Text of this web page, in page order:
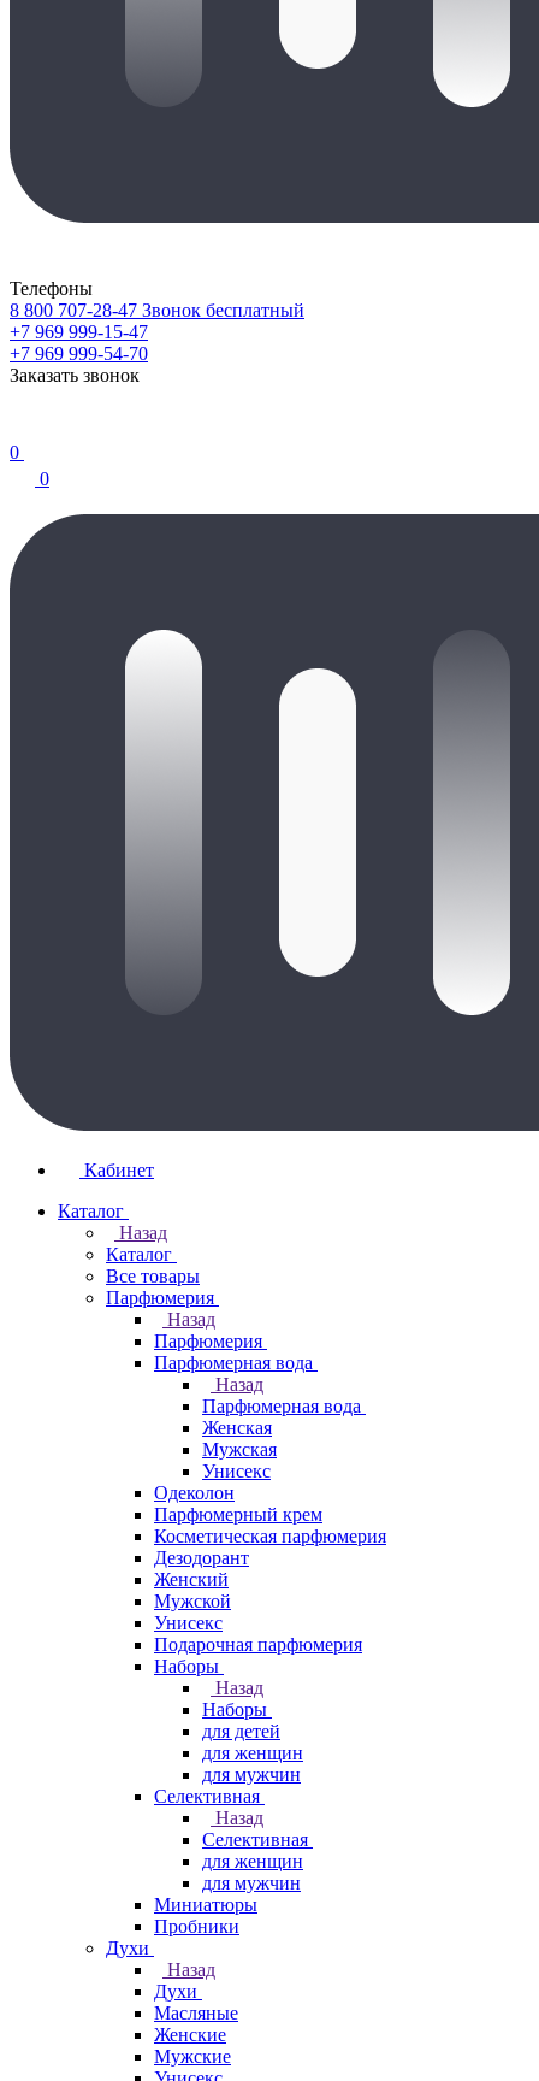
Телефоны
8 800 707-28-47 Звонок бесплатный
+7 969 999-15-47
+7 969 999-54-70
Заказать звонок
0
0
Кабинет
Каталог
Назад
Каталог
Все товары
Парфюмерия
Назад
Парфюмерия
Парфюмерная вода
Назад
Парфюмерная вода
Женская
Мужская
Унисекс
Одеколон
Парфюмерный крем
Косметическая парфюмерия
Дезодорант
Женский
Мужской
Унисекс
Подарочная парфюмерия
Наборы
Назад
Наборы
для детей
для женщин
для мужчин
Селективная
Назад
Селективная
для женщин
для мужчин
Миниатюры
Пробники
Духи
Назад
Духи
Масляные
Женские
Мужские